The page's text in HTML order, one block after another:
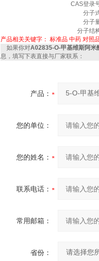
CAS登录
分子
分子
分子结
产品相关关键字： 标准品 中药 对照
如果你对A02835-O-甲基维斯阿
息，填写下表直接与厂家联系：
产品：
您的单位：
您的姓名：
联系电话：
常用邮箱：
省份：